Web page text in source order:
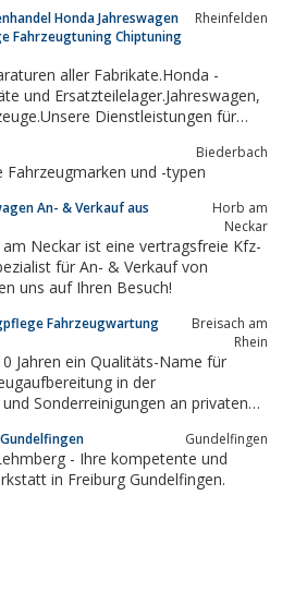
Honda Jahreswagen
Fahrzeugtuning Chiptuning
Rheinfelden
aller Fabrikate.Honda -
Biederbach
Ihr Werkstattpartner für alle Fahrzeugmarken und -typen
An- & Verkauf aus
Horb am
Neckar
Neckar ist eine vertragsfreie Kfz-
für An- & Verkauf von
uns auf Ihren Besuch!
Fahrzeugwartung
Breisach am
Rhein
Jahren ein Qualitäts-Name für
in der
Sonderreinigungen an privaten
Autohäuser.Kostenlose
von Altfahrzeugen mit...
Gundelfingen
- Ihre kompetente und
in Freiburg Gundelfingen.